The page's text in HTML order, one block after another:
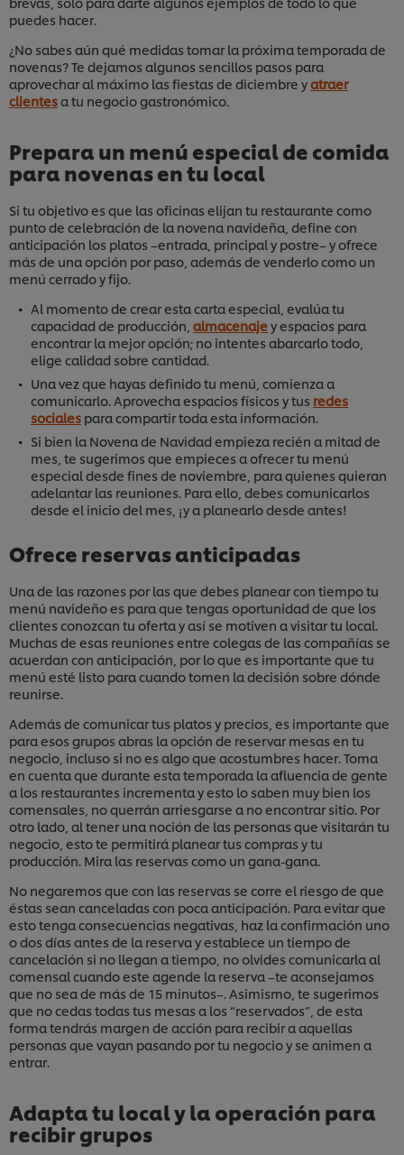
puedes hacer.
¿No sabes aún qué medidas tomar la próxima temporada de
novenas? Te dejamos algunos sencillos pasos para
aprovechar al máximo las fiestas de diciembre yatraer
clientesa tu negocio gastronómico.
Prepara un menú especial de comida
para novenas en tu local
Si tu objetivo es que las oficinas elijan tu restaurante como
punto de celebración de la novena navideña, define con
anticipación los platos –entrada, principal y postre– y ofrece
más de una opción por paso, además de venderlo como un
menú cerrado y fijo.
Al momento de crear esta carta especial, evalúa tu
capacidad de producción, almacenajey espacios para
encontrar la mejor opción; no intentes abarcarlo todo,
elige calidad sobre cantidad.
Una vez que hayas definido tu menú, comienza a
comunicarlo. Aprovecha espacios físicos y tus redes
sociales para compartir toda esta información.
Si bien la Novena de Navidad empieza recién a mitad de
mes, te sugerimos que empieces a ofrecer tu menú
especial desde fines de noviembre, para quienes quieran
adelantar las reuniones. Para ello, debes comunicarlos
desde el inicio del mes, ¡y a planearlo desde antes!
Ofrece reservas anticipadas
Una de las razones por las que debes planear con tiempo tu
menú navideño es para que tengas oportunidad de que los
clientes conozcan tu oferta y así se motiven a visitar tu local.
Muchas de esas reuniones entre colegas de las compañías se
acuerdan con anticipación, por lo que es importante que tu
menú esté listo para cuando tomen la decisión sobre dónde
reunirse.
Además de comunicar tus platos y precios, es importante que
para esos grupos abras la opción de reservar mesas en tu
negocio, incluso si no es algo que acostumbres hacer. Toma
en cuenta que durante esta temporada la afluencia de gente
a los restaurantes incrementa y esto lo saben muy bien los
comensales, no querrán arriesgarse a no encontrar sitio. Por
otro lado, al tener una noción de las personas que visitarán tu
negocio, esto te permitirá planear tus compras y tu
producción. Mira las reservas como un gana-gana.
No negaremos que con las reservas se corre el riesgo de que
éstas sean canceladas con poca anticipación. Para evitar que
esto tenga consecuencias negativas, haz la confirmación uno
o dos días antes de la reserva y establece un tiempo de
cancelación si no llegan a tiempo, no olvides comunicarla al
comensal cuando este agende la reserva –te aconsejamos
que no sea de más de 15 minutos–. Asimismo, te sugerimos
que no cedas todas tus mesas a los “reservados”, de esta
forma tendrás margen de acción para recibir a aquellas
personas que vayan pasando por tu negocio y se animen a
entrar.
Adapta tu local y la operación para
recibir grupos